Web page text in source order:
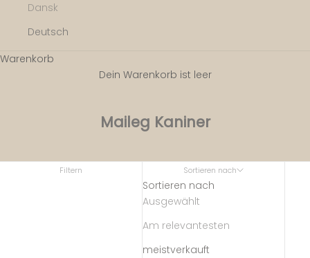
Dansk
Deutsch
Warenkorb
Dein Warenkorb ist leer
Maileg Kaniner
Filtern Sortieren nach
Sortieren nach
Ausgewählt
Am relevantesten
meistverkauft